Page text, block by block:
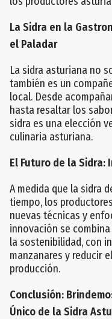
La Sidra en la
el Paladar
La sidra asturiana no
también es un
local. Desde
hasta resaltar los
sidra es una elección
culinaria asturiana.
El Futuro de la
A medida que la sidra
tiempo, los
nuevas técnicas y
innovación se
la sostenibilidad, con
manzanares y reducir
producción.
Conclusión:
Único de la Sidra